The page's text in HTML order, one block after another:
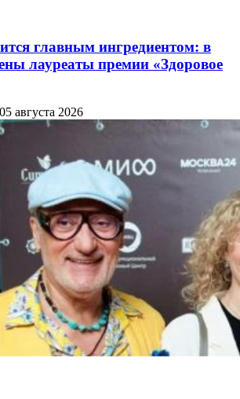
главным ингредиентом: в
лауреаты премии «Здоровое
05 августа 2026